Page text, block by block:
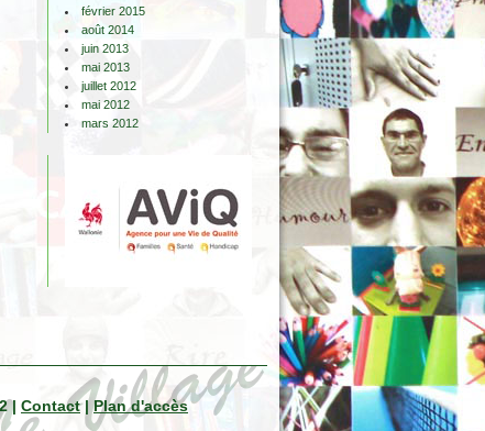
février 2015
août 2014
juin 2013
mai 2013
juillet 2012
mai 2012
mars 2012
| Contact| Plan d'accès